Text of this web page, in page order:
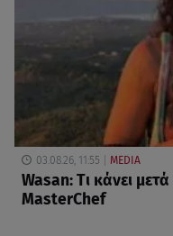
03.08.26, 11:55 MEDIA
Wasan: Tι κάνει
MasterChef